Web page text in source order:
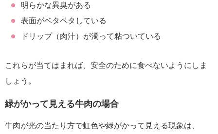
明らかな異臭がある
表面がベタベタしている
ドリップ（肉汁）が濁って粘ついている
これらが当てはまれば、安全のために食べないようにしま
しょう。
緑がかって見える牛肉の場合
牛肉が光の当たり方で虹色や緑がかって見える現象は、